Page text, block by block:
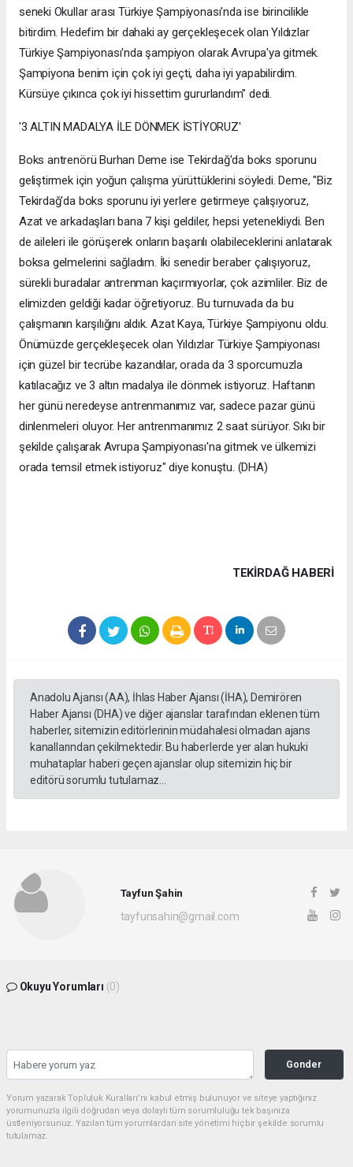
seneki Okullar arası Türkiye Şampiyonası'nda ise birincilikle
bitirdim. Hedefim bir dahaki ay gerçekleşecek olan Yıldızlar
Türkiye Şampiyonası'nda şampiyon olarak Avrupa'ya gitmek.
Şampiyona benim için çok iyi geçti, daha iyi yapabilirdim.
Kürsüye çıkınca çok iyi hissettim gururlandım" dedi.
'3 ALTIN MADALYA İLE DÖNMEK İSTİYORUZ'
Boks antrenörü Burhan Deme ise Tekirdağ'da boks sporunu
geliştirmek için yoğun çalışma yürüttüklerini söyledi. Deme, "Biz
Tekirdağ'da boks sporunu iyi yerlere getirmeye çalışıyoruz,
Azat ve arkadaşları bana 7 kişi geldiler, hepsi yetenekliydi. Ben
de aileleri ile görüşerek onların başarılı olabileceklerini anlatarak
boksa gelmelerini sağladım. İki senedir beraber çalışıyoruz,
sürekli buradalar antrenman kaçırmıyorlar, çok azimliler. Biz de
elimizden geldiği kadar öğretiyoruz. Bu turnuvada da bu
çalışmanın karşılığını aldık. Azat Kaya, Türkiye Şampiyonu oldu.
Önümüzde gerçekleşecek olan Yıldızlar Türkiye Şampiyonası
için güzel bir tecrübe kazandılar, orada da 3 sporcumuzla
katılacağız ve 3 altın madalya ile dönmek istiyoruz. Haftanın
her günü neredeyse antrenmanımız var, sadece pazar günü
dinlenmeleri oluyor. Her antrenmanımız 2 saat sürüyor. Sıkı bir
şekilde çalışarak Avrupa Şampiyonası'na gitmek ve ülkemizi
orada temsil etmek istiyoruz" diye konuştu. (DHA)
TEKIRDAĞ HABERİ
Anadolu Ajansı (AA), İhlas Haber Ajansı (İHA), Demirören
Haber Ajansı (DHA) ve diğer ajanslar tarafından eklenen tüm
haberler, sitemizin editörlerinin müdahalesi olmadan ajans
kanallarından çekilmektedir. Bu haberlerde yer alan hukuki
muhataplar haberi geçen ajanslar olup sitemizin hiç bir
editörü sorumlu tutulamaz...
Tayfun Şahin
tayfunsahin@gmail.com
Okuyu Yorumları (0)
Gonder
Yorum yazarak Topluluk Kuralları’nı kabul etmiş bulunuyor ve siteye yaptığınız
yorumunuzla ilgili doğrudan veya dolaylı tüm sorumluluğu tek başınıza
üstleniyorsunuz. Yazılan tüm yorumlardan site yönetimi hiçbir şekilde sorumlu
tutulamaz.